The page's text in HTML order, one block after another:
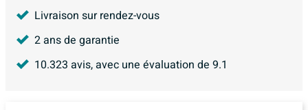
Livraison sur rendez-vous
2 ans de garantie
10.323 avis, avec une évaluation de 9.1